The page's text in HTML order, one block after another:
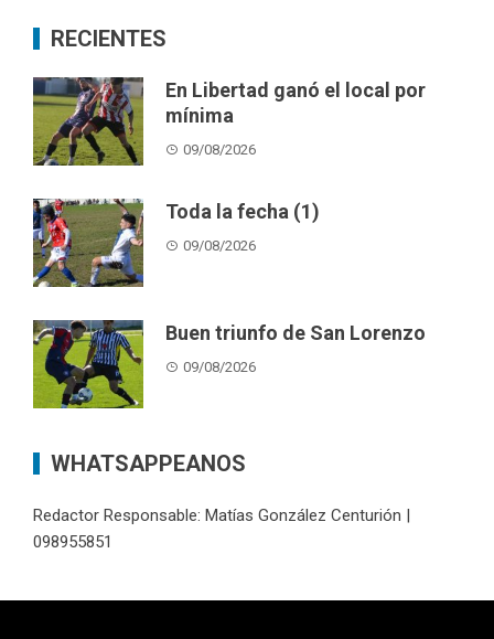
RECIENTES
En Libertad ganó el local por
mínima
09/08/2026
Toda la fecha (1)
09/08/2026
Buen triunfo de San Lorenzo
09/08/2026
WHATSAPPEANOS
Redactor Responsable: Matías González Centurión |
098955851